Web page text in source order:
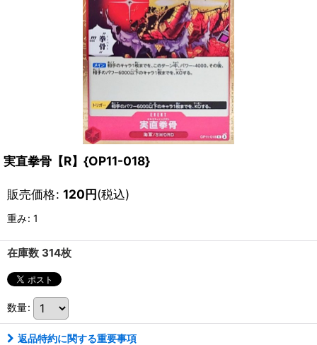
実直拳骨【R】{OP11-018}
販売価格: 120円(税込)
重み: 1
在庫数 314枚
数量:
返品特約に関する重要事項